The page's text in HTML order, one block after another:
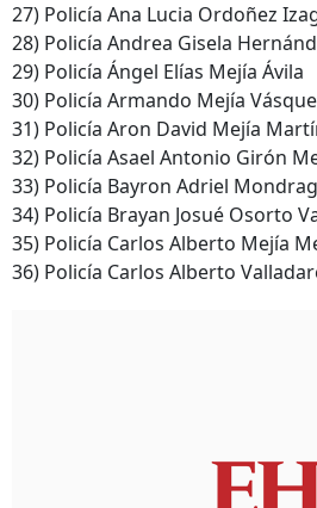
27) Policía Ana Lucia Ordoñez
28) Policía Andrea Gisela
29) Policía Ángel Elías Mejía Ávila
30) Policía Armando Mejía
31) Policía Aron David Mejía
32) Policía Asael Antonio Girón
33) Policía Bayron Adriel
34) Policía Brayan Josué Osorto
35) Policía Carlos Alberto Mejía
36) Policía Carlos Alberto